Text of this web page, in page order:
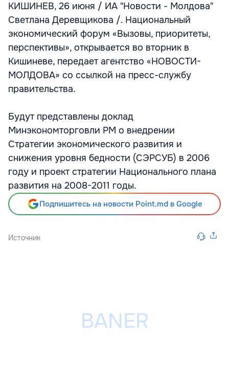
КИШИНЕВ, 26 июня / ИА "Новости - Молдова"
Светлана Деревщикова /. Национальный
экономический форум «Вызовы, приоритеты,
перспективы», открывается во вторник в
Кишиневе, передает агентство «НОВОСТИ-
МОЛДОВА» со ссылкой на пресс-службу
правительства.
Будут представлены доклад
Минэкономторговли РМ о внедрении
Стратегии экономического развития и
снижения уровня бедности (СЭРСУБ) в 2006
году и проект стратегии Национального плана
развития на 2008-2011 годы.
Подпишитесь на новости Point.md в Google
Источник